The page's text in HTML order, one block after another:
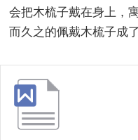
会把木梳子戴在身上，
而久之的佩戴木梳子成